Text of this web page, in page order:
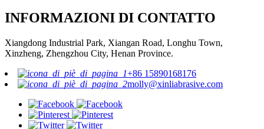
INFORMAZIONI DI CONTATTO
Xiangdong Industrial Park, Xiangan Road, Longhu Town,
Xinzheng, Zhengzhou City, Henan Province.
+86 15890168176
molly@xinliabrasive.com